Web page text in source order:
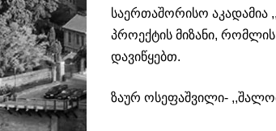
საერთაშორისო აკადამია
პროექტის მიზანი,
დავიწყებთ.
ზაურ ოსეფაშვილი-